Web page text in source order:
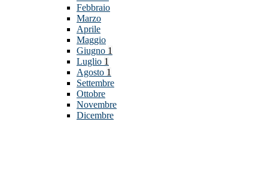
Febbraio
Marzo
Aprile
Maggio
Giugno 1
Luglio 1
Agosto 1
Settembre
Ottobre
Novembre
Dicembre